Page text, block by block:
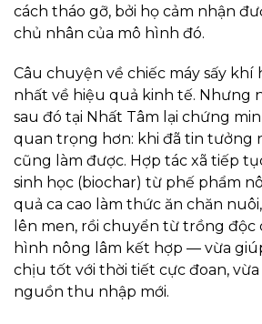
cách tháo gỡ, bởi họ cảm nhận
chủ nhân của mô hình đó.
Câu chuyện về chiếc máy sấy khí
nhất về hiệu quả kinh tế. Nhưng
sau đó tại Nhất Tâm lại chứng
quan trọng hơn: khi đã tin tưởng
cũng làm được. Hợp tác xã tiếp
sinh học (biochar) từ phế phẩm
quả ca cao làm thức ăn chăn
lên men, rồi chuyển từ trồng độc
hình nông lâm kết hợp — vừa
chịu tốt với thời tiết cực đoan, vừa
nguồn thu nhập mới.